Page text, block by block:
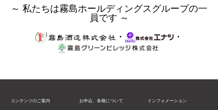
～ 私たちは霧島ホールディングスグループの一
員です ～
・
・
コンテンツのご案内 お申込、各種について インフォメーション